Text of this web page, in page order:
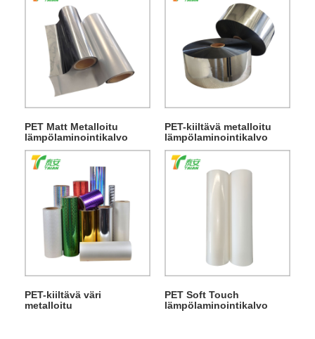
PET Matt Metalloitu
lämpölaminointikalvo
PET-kiiltävä metalloitu
lämpölaminointikalvo
PET-kiiltävä väri
metalloitu
PET Soft Touch
lämpölaminointikalvo